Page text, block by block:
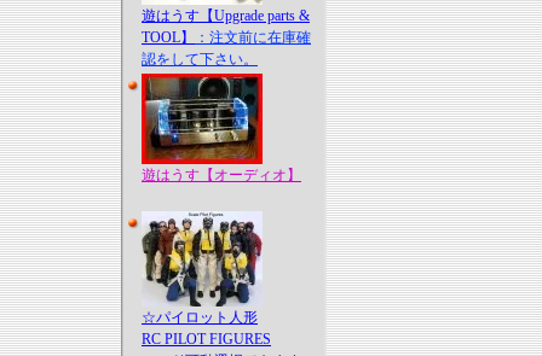
遊はうす【Upgrade parts &
TOOL】
：注文前に在庫確
認をして下さい。
遊はうす【オーディオ】
☆パイロット人形
RC PILOT FIGURES